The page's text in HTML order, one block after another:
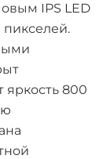
IPS LED
800